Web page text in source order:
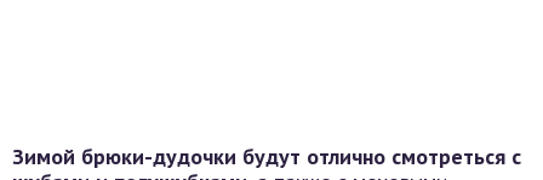
Зимой брюки-дудочки будут отлично смотреться с